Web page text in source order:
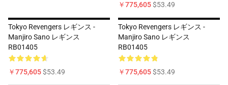
￥775,605$53.49
Tokyo Revengers レギンス -
Manjiro Sano レギンス
RB01405
￥775,605$53.49
Tokyo Revengers レギンス -
Manjiro Sano レギンス
RB01405
￥775,605$53.49